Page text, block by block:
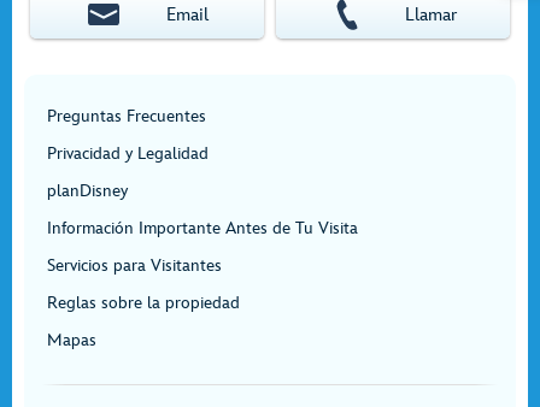
Email Llamar
Preguntas Frecuentes
Privacidad y Legalidad
planDisney
Información Importante Antes de Tu Visita
Servicios para Visitantes
Reglas sobre la propiedad
Mapas